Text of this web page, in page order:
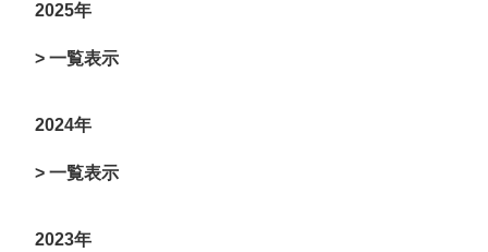
2025年
> 一覧表示
2024年
> 一覧表示
2023年